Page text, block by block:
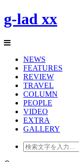
g-lad xx
NEWS
FEATURES
REVIEW
TRAVEL
COLUMN
PEOPLE
VIDEO
EXTRA
GALLERY